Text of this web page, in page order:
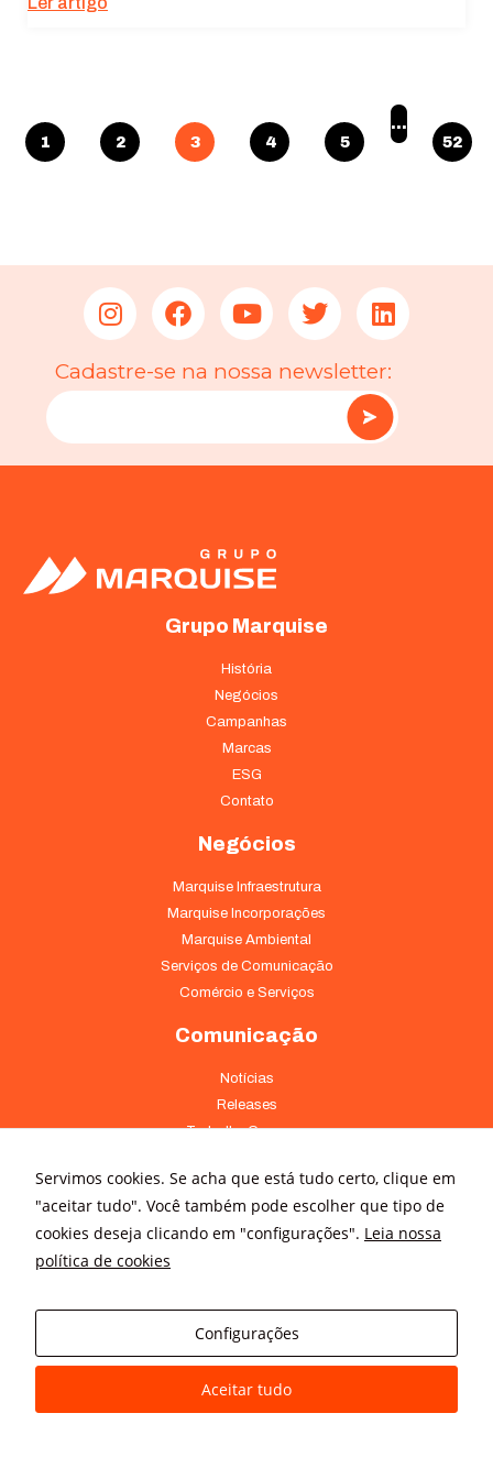
1 2 3 4 5
…
52
Cadastre-se na nossa newsletter:
Grupo Marquise
História
Negócios
Campanhas
Marcas
ESG
Contato
Negócios
Marquise Infraestrutura
Marquise Incorporações
Marquise Ambiental
Serviços de Comunicação
Comércio e Serviços
Comunicação
Notícias
Releases
Trabalhe Conosco
Onde Estamos
Av. Pontes Vieira, 1838 - Dionísio Torres Fortaleza - CE 60135-238
(85) 4008-3322 ou 4008-3333
Av Brigadeiro Faria Lima, 3015 – conj. 41 - Jardim Paulistano São
Paulo - SP 01452-000 - (11) 3166-5500
Servimos cookies. Se acha que está tudo certo, clique em
"aceitar tudo". Você também pode escolher que tipo de
cookies deseja clicando em "configurações". Leia nossa
política de cookies
Configurações
Aceitar tudo
Marketing
Ao compartilhar
seus interesses
aumenta a
chance de ver
conteúdo e
ofertas